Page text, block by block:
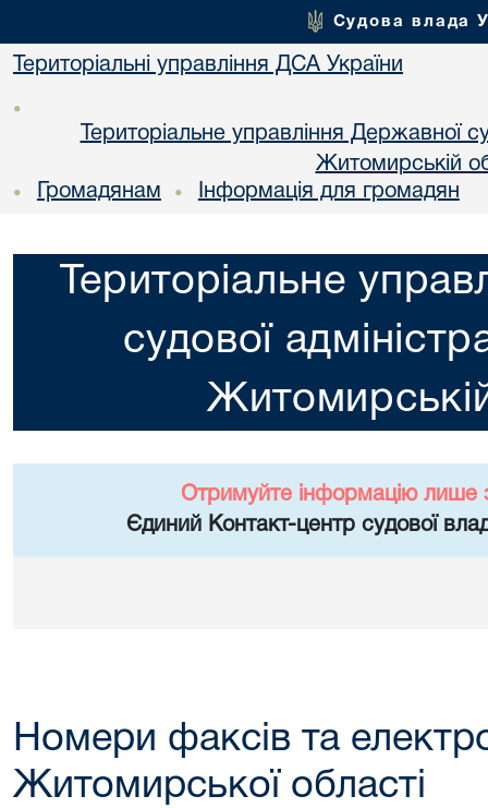
Судова влада
Територіальні управління ДСА України
•
Територіальне управління Державної
Житомирській
• Громадянам • Інформація для громадян
Територіальне
судової
Отримуйте інформацію лише
Єдиний Контакт-центр судової
Номери факсів та
Житомирської області